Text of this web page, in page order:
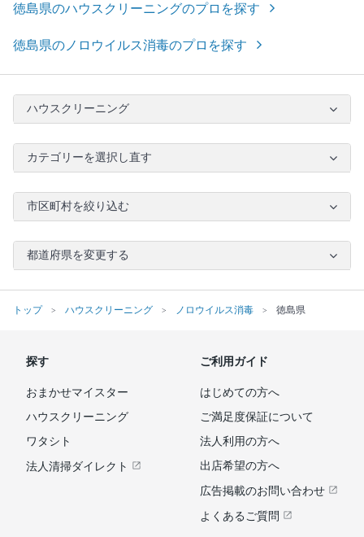
徳島県のハウスクリーニングのプロを探す
徳島県のノロウイルス消毒のプロを探す
ハウスクリーニング
カテゴリーを選択し直す
市区町村を絞り込む
都道府県を変更する
トップ ハウスクリーニング ノロウイルス消毒 徳島県
探す
おまかせマイスター
ハウスクリーニング
ワタシト
法人清掃ダイレクト
ご利用ガイド
はじめての方へ
ご満足度保証について
法人利用の方へ
出店希望の方へ
広告掲載のお問い合わせ
よくあるご質問